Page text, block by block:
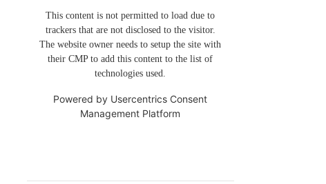
This content is not permitted to load due to
trackers that are not disclosed to the visitor.
The website owner needs to setup the site with
their CMP to add this content to the list of
technologies used.
Powered by Usercentrics Consent
Management Platform